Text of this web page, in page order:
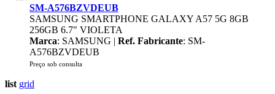
SM-A576BZVDEUB
SAMSUNG SMARTPHONE GALAXY A57 5G 8GB
256GB 6.7" VIOLETA
Marca: SAMSUNG | Ref. Fabricante: SM-
A576BZVDEUB
Preço sob consulta
list grid